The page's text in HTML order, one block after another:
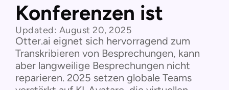
Konferenzen ist
Updated: August 20, 2025
Otter.ai eignet sich hervorragend zum
Transkribieren von Besprechungen, kann
aber langweilige Besprechungen nicht
reparieren. 2025 setzen globale Teams